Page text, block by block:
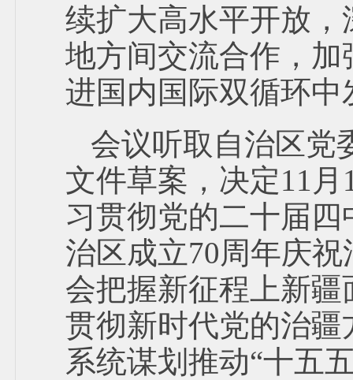
续扩大高水平开放，
地方间交流合作，
进国内国际双循环
会议听取自治区党
文件草案，决定11
习贯彻党的二十届
治区成立70周年庆
会把握新征程上新
贯彻新时代党的治疆
系统谋划推动“十五